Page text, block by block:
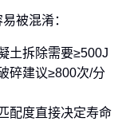
被混淆：
土拆除需要≥500J
碎建议≥800次/分
配度直接决定寿命